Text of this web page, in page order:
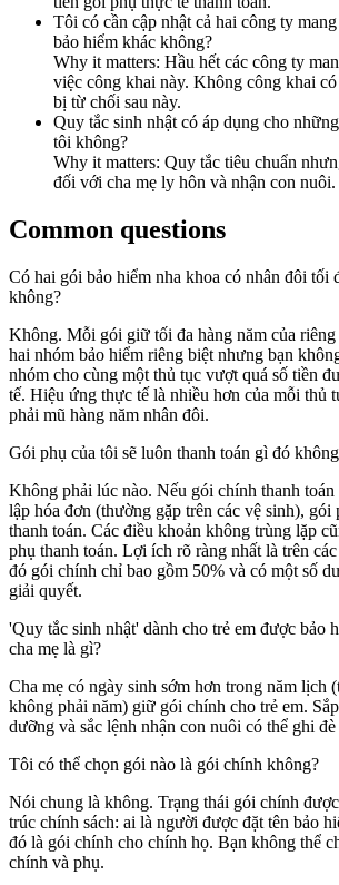
Tôi có cần cập nhật cả hai công ty
bảo hiểm khác không?
Why it matters: Hầu hết các công ty
việc công khai này. Không công khai có
bị từ chối sau này.
Quy tắc sinh nhật có áp dụng cho
tôi không?
Why it matters: Quy tắc tiêu chuẩn
đối với cha mẹ ly hôn và nhận con nuôi.
Common questions
Có hai gói bảo hiểm nha khoa có nhân đôi tối
không?
Không. Mỗi gói giữ tối đa hàng năm của
hai nhóm bảo hiểm riêng biệt nhưng bạn
nhóm cho cùng một thủ tục vượt quá số tiền
tế. Hiệu ứng thực tế là nhiều hơn của mỗi thủ
phải mũ hàng năm nhân đôi.
Gói phụ của tôi sẽ luôn thanh toán gì đó
Không phải lúc nào. Nếu gói chính thanh
lập hóa đơn (thường gặp trên các vệ sinh), gói
thanh toán. Các điều khoản không trùng lặp
phụ thanh toán. Lợi ích rõ ràng nhất là trên
đó gói chính chỉ bao gồm 50% và có một số
giải quyết.
'Quy tắc sinh nhật' dành cho trẻ em được bảo
cha mẹ là gì?
Cha mẹ có ngày sinh sớm hơn trong năm lịch
không phải năm) giữ gói chính cho trẻ em.
dưỡng và sắc lệnh nhận con nuôi có thể ghi
Tôi có thể chọn gói nào là gói chính không?
Nói chung là không. Trạng thái gói chính
trúc chính sách: ai là người được đặt tên bảo
đó là gói chính cho chính họ. Bạn không thể
chính và phụ.